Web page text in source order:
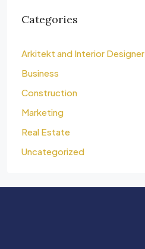
Categories
Arkitekt and Interior Designer
Business
Construction
Marketing
Real Estate
Uncategorized